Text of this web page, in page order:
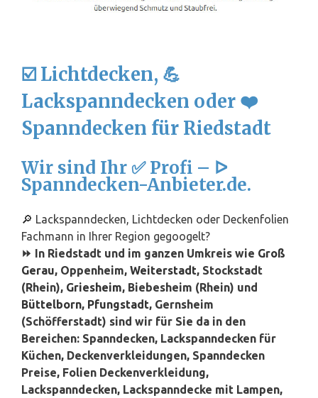
☑️ Lichtdecken, 💪
Lackspanndecken oder ❤️
Spanndecken für Riedstadt
Wir sind Ihr ✅ Profi – ᐅ
Spanndecken-Anbieter.de.
🔎 Lackspanndecken, Lichtdecken oder Deckenfolien
Fachmann in Ihrer Region gegoogelt?
⏩ In Riedstadt und im ganzen Umkreis wie Groß
Gerau, Oppenheim, Weiterstadt, Stockstadt
(Rhein), Griesheim, Biebesheim (Rhein) und
Büttelborn, Pfungstadt, Gernsheim
(Schöfferstadt) sind wir für Sie da in den
Bereichen: Spanndecken, Lackspanndecken für
Küchen, Deckenverkleidungen, Spanndecken
Preise, Folien Deckenverkleidung,
Lackspanndecken, Lackspanndecke mit Lampen,